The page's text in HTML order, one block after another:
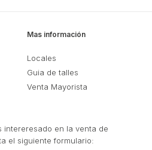
Mas información
Locales
Guia de talles
Venta Mayorista
intereresado en la venta de
el siguiente formulario: